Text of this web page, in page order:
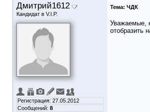
Дмитрий1612
Кандидат в V.I.P.
Регистрация: 27.05.2012
Сообщений: 8
Тема: ЧДК
Уважаемые,
отобразить